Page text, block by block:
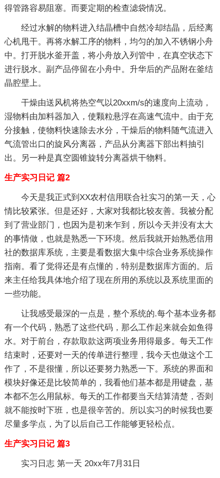
得管路容易阻塞。而要定期的检查滤袋情况。
经过水解的物料进入结晶槽中自然冷却结晶，后经离
心机甩干。再将水解工序的物料，均匀的加入不锈钢小舟
中。打开脱水釜开盖，将小舟放入列管中，在真空状态下
进行脱水。副产品停留在小舟中。升华后的产品附在釜结
晶腔壁上。
干燥由送风机将热空气以20xxm/s的速度向上流动，
湿物料由加料器加入，使颗粒悬浮在高速气流中。由于充
分接触，使物料快速除去水分，干燥后的物料随气流进入
气流管出口的旋风分离器，产品从分离器下部出料抽引
出。另一种是真空圆锥旋转分离器烘干物料。
生产实习日记 篇2
今天是我正式到XX农村信用联合社实习的第一天，心
情比较紧张。但是还好，大家对我都比较友善。我被分配
到了营业部门，也因为是初来乍到，所以今天并没有太大
的事情做，也就是熟悉一下环境。然后我就开始熟悉信用
社的数据库系统，主要是看数据大集中综合业务系统操作
指南。看了觉得还是有点懂的，特别是数据库方面的。后
来主任给我具体地介绍了现在所用的系统以及系统里面的
一些功能。
让我感受最深的一点是，整个系统的.每个基本业务都
有一个代码，熟悉了这些代码，那么工作起来就会如鱼得
水。对于前台，存款取款这两项业务用得最多。每天工作
结束时，还要对一天的传单进行整理，我今天也做这个工
作了，不是很懂，所以还要努力熟悉一下。系统的界面和
模块好像还是比较简单的，我看他们基本都是用键盘，基
本都不怎么用鼠标。每天的工作都要当天结算清楚，否则
就不能按时下班，也是很辛苦的。所以实习的时候我也要
尽量多学点，为了以后自己工作能够更轻松点。
生产实习日记 篇3
实习日志 第一天 20xx年7月31日